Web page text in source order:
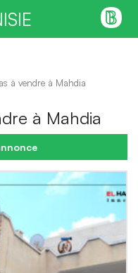
à vendre à Mahdia
à Mahdia